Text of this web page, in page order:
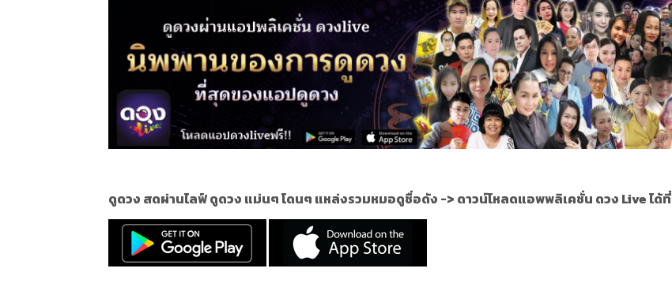
ดูดวง สดผ่านไลฟ์ ดูดวง แม่นๆ โดนๆ แหล่งรวมหมอดูชื่อดัง -> ดาวน์โหลดแอพพลิเคชั่น ดวง Live ได้ที่